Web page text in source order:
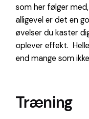
som her følger
alligevel er det en
øvelser du kaster
oplever effekt.
end mange som
Træning